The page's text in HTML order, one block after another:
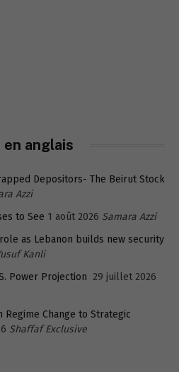
anglais
Depositors- The Beirut Stock
Azzi
to See 1 août 2026 Samara Azzi
as Lebanon builds new security
Kanli
Power Projection 29 juillet 2026
Regime Change to Strategic
Shaffaf Exclusive